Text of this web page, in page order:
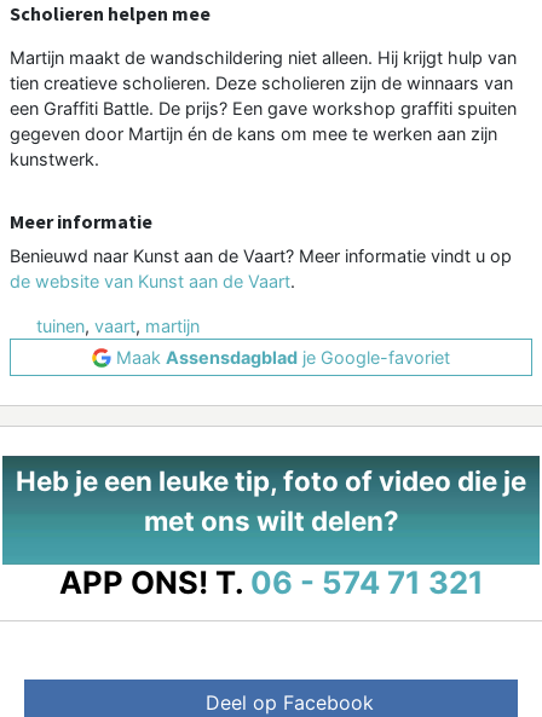
Scholieren helpen mee
Martijn maakt de wandschildering niet alleen. Hij krijgt hulp van
tien creatieve scholieren. Deze scholieren zijn de winnaars van
een Graffiti Battle. De prijs? Een gave workshop graffiti spuiten
gegeven door Martijn én de kans om mee te werken aan zijn
kunstwerk.
Meer informatie
Benieuwd naar Kunst aan de Vaart? Meer informatie vindt u op
de website van Kunst aan de Vaart.
tuinen, vaart, martijn
Maak Assensdagblad je Google-favoriet
Heb je een leuke tip, foto of video die je
met ons wilt delen?
APP ONS! T. 06 - 574 71 321
Deel op Facebook